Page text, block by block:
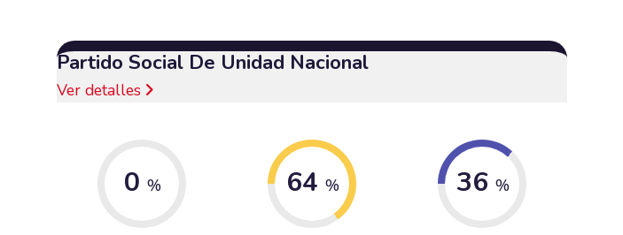
Partido Social De Unidad Nacional
Ver detalles
0 % 64 % 36 %